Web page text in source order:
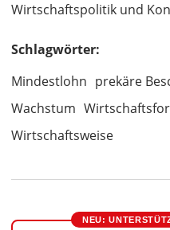
Wirtschaftspolitik und
Schlagwörter:
Mindestlohn prekäre
Wachstum
Wirtschaftsweise
NEU: